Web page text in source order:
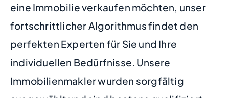
eine Immobilie verkaufen möchten, unser
fortschrittlicher Algorithmus findet den
perfekten Experten für Sie und Ihre
individuellen Bedürfnisse. Unsere
Immobilienmakler wurden sorgfältig